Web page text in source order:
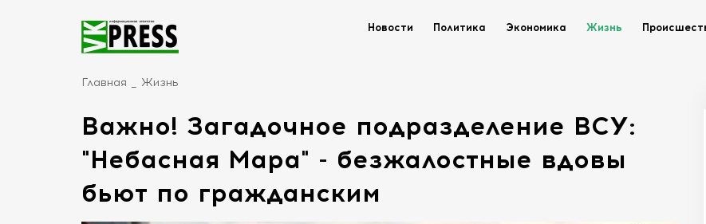
Новости Политика Экономика Жизнь
Главная Жизнь
Важно! Загадочное подразделение ВСУ:
"Небасная Мара" - безжалостные вдовы
бьют по гражданским